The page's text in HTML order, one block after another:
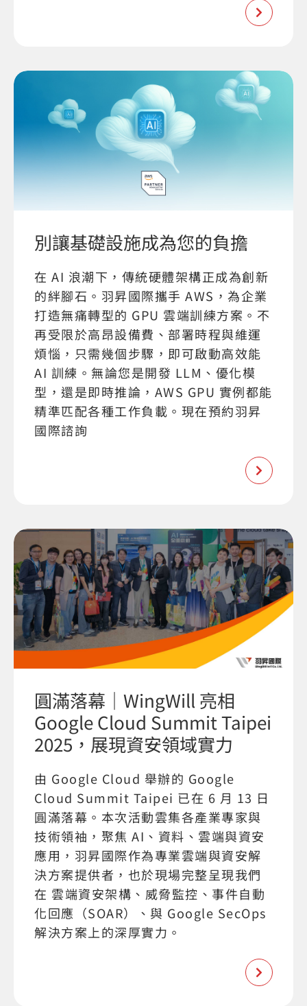
別讓基礎設施成為您的負擔
在 AI 浪潮下，傳統硬體架構正成為創新
的絆腳石。羽昇國際攜手 AWS，為企業
打造無痛轉型的 GPU 雲端訓練方案。不
再受限於高昂設備費、部署時程與維運
煩惱，只需幾個步驟，即可啟動高效能
AI 訓練。無論您是開發 LLM、優化模
型，還是即時推論，AWS GPU 實例都能
精準匹配各種工作負載。現在預約羽昇
國際諮詢
圓滿落幕｜WingWill 亮相
Google Cloud Summit Taipei
2025，展現資安領域實力
由 Google Cloud 舉辦的 Google
Cloud Summit Taipei 已在 6 月 13 日
圓滿落幕。本次活動雲集各產業專家與
技術領袖，聚焦 AI、資料、雲端與資安
應用，羽昇國際作為專業雲端與資安解
決方案提供者，也於現場完整呈現我們
在 雲端資安架構、威脅監控、事件自動
化回應（SOAR）、與 Google SecOps
解決方案上的深厚實力。